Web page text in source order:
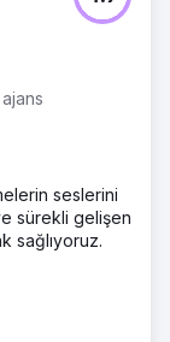
seslerini
sürekli gelişen
sağlıyoruz.